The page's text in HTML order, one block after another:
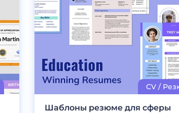
Шаблоны резюме для сферы